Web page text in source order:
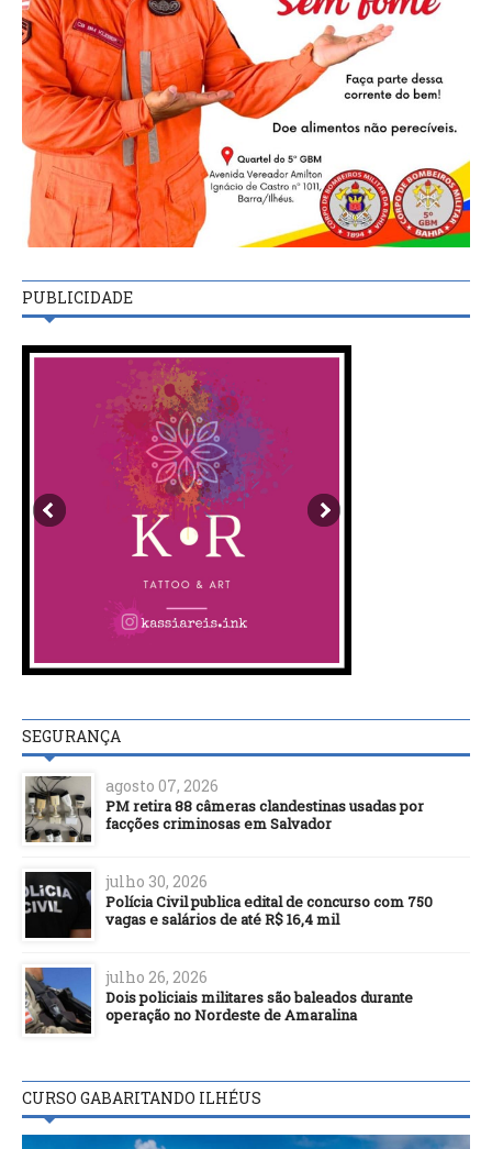
PUBLICIDADE
SEGURANÇA
agosto 07, 2026
PM retira 88 câmeras clandestinas usadas por
facções criminosas em Salvador
julho 30, 2026
Polícia Civil publica edital de concurso com 750
vagas e salários de até R$ 16,4 mil
julho 26, 2026
Dois policiais militares são baleados durante
operação no Nordeste de Amaralina
CURSO GABARITANDO ILHÉUS